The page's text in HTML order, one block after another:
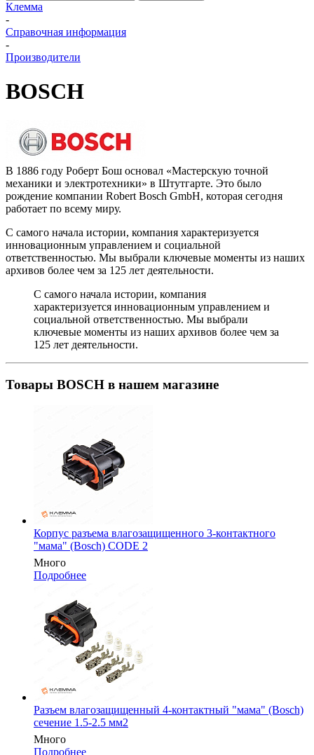
Клемма
-
Справочная информация
-
Производители
BOSCH
В 1886 году Роберт Бош основал «Мастерскую точной
механики и электротехники» в Штутгарте. Это было
рождение компании Robert Bosch GmbH, которая сегодня
работает по всему миру.
С самого начала истории, компания характеризуется
инновационным управлением и социальной
ответственностью. Мы выбрали ключевые моменты из наших
архивов более чем за 125 лет деятельности.
С самого начала истории, компания
характеризуется инновационным управлением и
социальной ответственностью. Мы выбрали
ключевые моменты из наших архивов более чем за
125 лет деятельности.
Товары BOSCH в нашем магазине
Корпус разъема влагозащищенного 3-контактного
"мама" (Bosch) CODE 2
Много
Подробнее
Разъем влагозащищенный 4-контактный "мама" (Bosch)
сечение 1.5-2.5 мм2
Много
Подробнее